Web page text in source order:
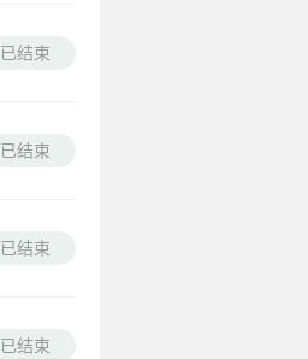
已结束
已结束
已结束
已结束